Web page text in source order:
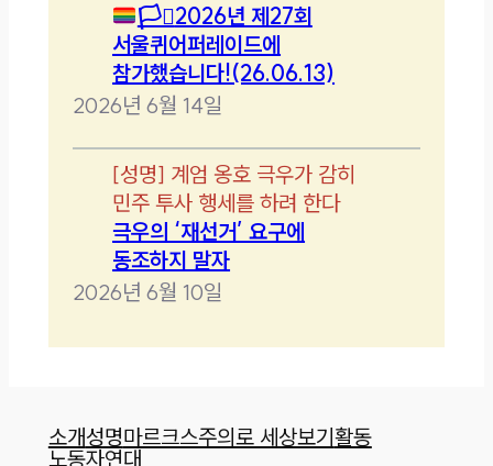
🏳️‍⚧️2026년 제27회
서울퀴어퍼레이드에
참가했습니다!(26.06.13)
2026년 6월 14일
[성명] 계엄 옹호 극우가 감히
민주 투사 행세를 하려 한다
극우의 ‘재선거’ 요구에
동조하지 말자
2026년 6월 10일
소개성명마르크스주의로 세상보기활동
노동자연대